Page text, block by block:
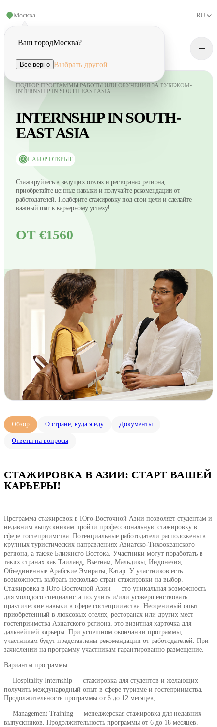
Москва
Ваш городМосква?
Все верно Выбрать другой
RU
ПОДБОР ПРОГРАММЫ РАБОТЫ ИЛИ ОБУЧЕНИЯ ЗА РУБЕЖОМ
INTERNSHIP IN SOUTH-EAST ASIA
INTERNSHIP IN SOUTH-
EAST ASIA
НАБОР ОТКРЫТ
Стажируйтесь в ведущих отелях и ресторанах региона,
приобретайте ценные навыки и получайте рекомендации от
работодателей. Подберите стажировку под свои цели и сделайте
важный шаг к карьерному успеху!
ОТ €1560
Обзор О стране, куда я еду Документы
Ответы на вопросы
СТАЖИРОВКА В АЗИИ: СТАРТ ВАШЕЙ
КАРЬЕРЫ!
Программа стажировок в Юго-Восточной Азии позволяет студентам и
недавним выпускникам пройти профессиональную стажировку в
сфере гостеприимства. Потенциальные работодатели расположены в
крупных туристических направлениях Азиатско-Тихоокеанского
региона, а также Ближнего Востока. Участники могут поработать в
таких странах как Таиланд, Вьетнам, Мальдивы, Индонезия,
Объединенные Арабские Эмираты, Катар. У участников есть
возможность выбрать несколько стран стажировки на выбор.
Стажировка в Юго-Восточной Азии — это уникальная возможность
для молодого специалиста получить и/или усовершенствовать
практические навыки в сфере гостеприимства. Неоценимый опыт
приобретенный в люксовых отелях, ресторанах или других мест
гостеприимства Азиатского региона, это визитная карточка для
дальнейшей карьеры. При успешном окончании программы,
участникам будут представлены рекомендации от работодателей. При
зачислении на программу участникам гарантированно размещение.
Варианты программы:
— Hospitality Internship — стажировка для студентов и желающих
получить международный опыт в сфере туризме и гостеприимства.
Продолжительность программы от 6 до 12 месяцев;
— Management Training — менеджерская стажировка для недавних
выпускников. Продолжительность программы от 6 до 18 месяцев.